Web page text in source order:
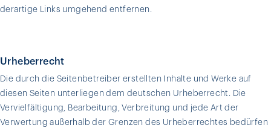
derartige Links umgehend entfernen.
Urheberrecht
Die durch die Seitenbetreiber erstellten Inhalte und Werke auf
diesen Seiten unterliegen dem deutschen Urheberrecht. Die
Vervielfältigung, Bearbeitung, Verbreitung und jede Art der
Verwertung außerhalb der Grenzen des Urheberrechtes bedürfen